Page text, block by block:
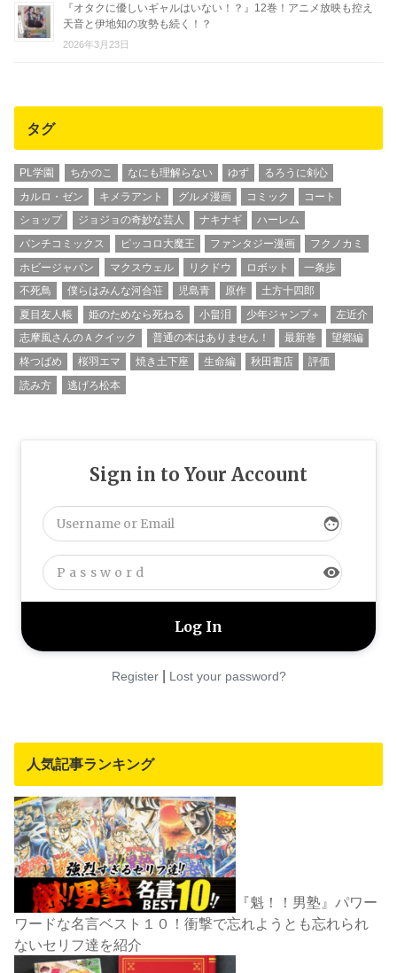
『オタクに優しいギャルはいない！？』12巻！アニメ放映も控え
天音と伊地知の攻勢も続く！？
2026年3月23日
タグ
PL学園 ちかのこ なにも理解らない ゆず
るろうに剣心
カルロ・ゼン
キメラアント グルメ漫画 コミック
コート
ショップ
ジョジョの奇妙な芸人 ナキナギ
ハーレム
バンチコミックス
ピッコロ大魔王 ファンタジー漫画
フクノカミ
ホビージャパン
マクスウェル リクドウ ロボット
一条歩
不死鳥
僕らはみんな河合荘 児島青 原作
土方十四郎
夏目友人帳
姫のためなら死ねる 小畠泪 少年ジャンプ＋
左近介
志摩風さんのＡクイック
普通の本はありません！ 最新巻
望郷編
柊つばめ
桜羽エマ 焼き土下座 生命編 秋田書店
評価
読み方
逃げろ松本
Sign in to Your Account
face
visibility
Register| Lost your password?
人気記事ランキング
『魁！！男塾』パワー
ワードな名言ベスト１０！衝撃で忘れようとも忘れられ
ないセリフ達を紹介